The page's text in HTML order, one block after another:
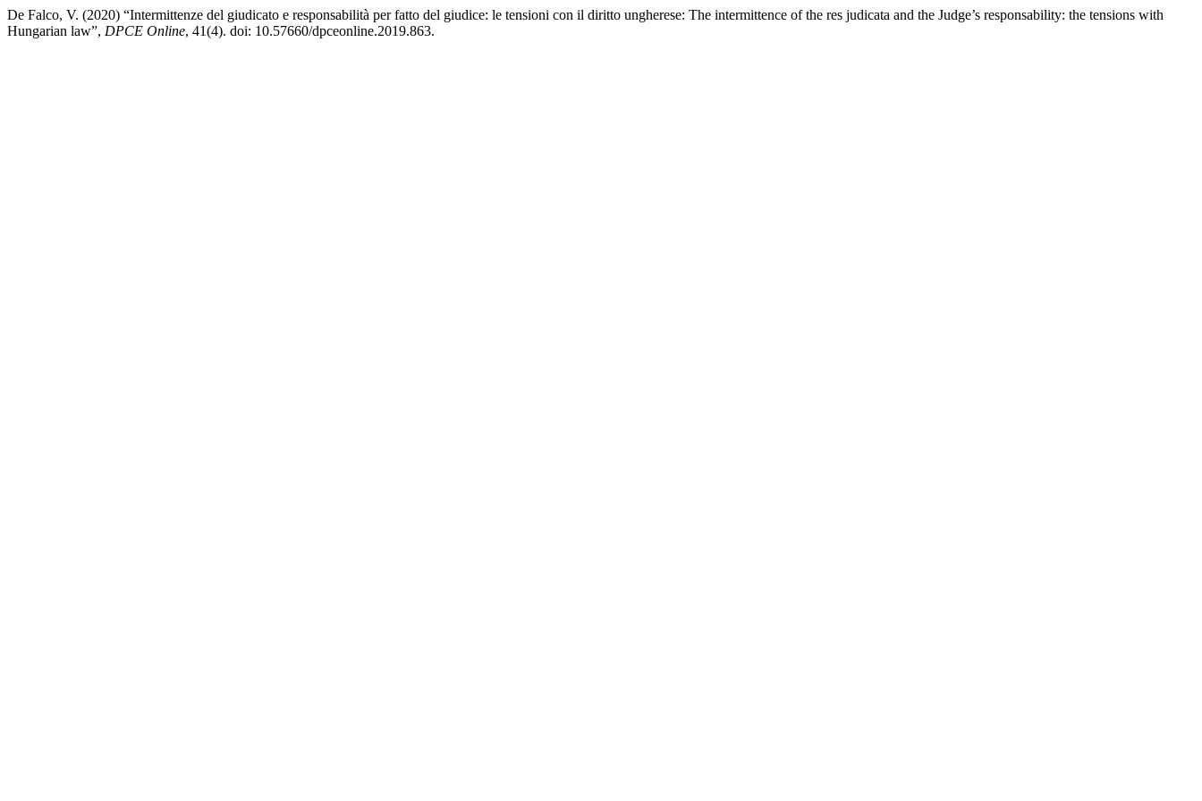
De Falco, V. (2020) “Intermittenze del giudicato e responsabilità per fatto del giudice: le tensioni con il diritto ungherese: The intermittence of the res judicata and the Judge’s responsability: the tensions with
Hungarian law”, DPCE Online, 41(4). doi: 10.57660/dpceonline.2019.863.